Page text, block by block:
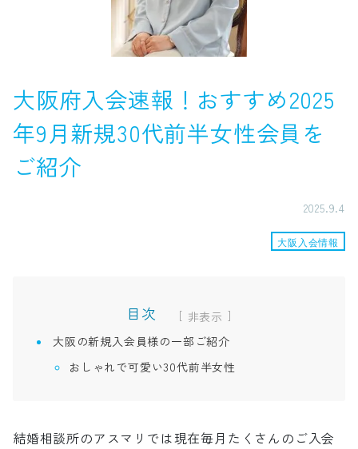
大阪府入会速報！おすすめ2025
年9月新規30代前半女性会員を
ご紹介
2025.9.4
大阪入会情報
目次 [
]
大阪の新規入会員様の一部ご紹介
おしゃれで可愛い30代前半女性
結婚相談所のアスマリでは現在毎月たくさんのご入会